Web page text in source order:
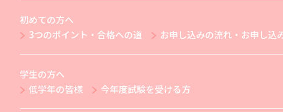
初めての方へ
3つのポイント・合格への道
お申し込みの流れ・お申し込
学生の方へ
低学年の皆様
今年度試験を受ける方